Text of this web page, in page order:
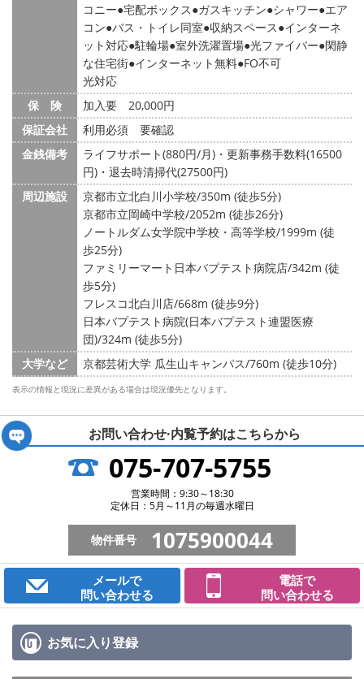
コニー 宅配ボックス ガスキッチン シャワー エア
コン バス・トイレ同室 収納スペース インターネ
ット対応 駐輪場 室外洗濯置場 光ファイバー 閑静
な住宅街 インターネット無料 FO不可
光対応
保 険
加入要 20,000円
保証会社
利用必須 要確認
金銭備考
ライフサポート(880円/月)・更新事務手数料(16500
円)・退去時清掃代(27500円)
周辺施設
京都市立北白川小学校/350m (徒歩5分)
京都市立岡崎中学校/2052m (徒歩26分)
ノートルダム女学院中学校・高等学校/1999m (徒
歩25分)
ファミリーマート日本バプテスト病院店/342m (徒
歩5分)
フレスコ北白川店/668m (徒歩9分)
日本バプテスト病院(日本バプテスト連盟医療
団)/324m (徒歩5分)
大学など
京都芸術大学 瓜生山キャンパス/760m (徒歩10分)
表示の情報と現況に差異がある場合は現況優先となります。
お問い合わせ·内覧予約はこちらから
075-707-5755
営業時間：9:30～18:30
定休日：5月～11月の毎週水曜日
物件番号 1075900044
メールで
問い合わせる
電話で
問い合わせる
お気に入り登録